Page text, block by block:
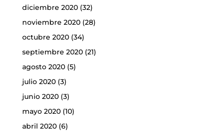
diciembre 2020(32)
noviembre 2020(28)
octubre 2020(34)
septiembre 2020(21)
agosto 2020(5)
julio 2020(3)
junio 2020(3)
mayo 2020(10)
abril 2020(6)